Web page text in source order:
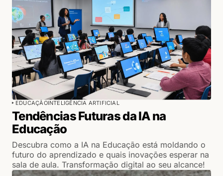
EDUCAÇÃOINTELIGÊNCIA ARTIFICIAL
Tendências Futuras da IA na
Educação
Descubra como a IA na Educação está moldando o
futuro do aprendizado e quais inovações esperar na
sala de aula. Transformação digital ao seu alcance!